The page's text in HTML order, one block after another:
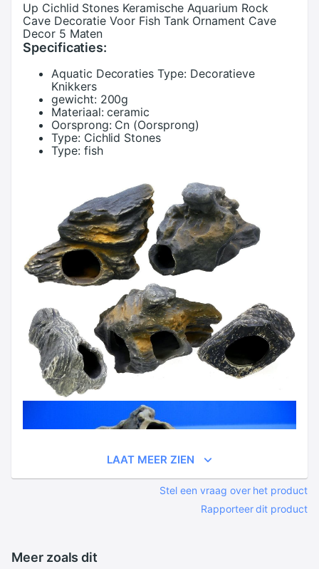
Up Cichlid Stones Keramische Aquarium Rock
Cave Decoratie Voor Fish Tank Ornament Cave
Decor 5 Maten
Specificaties:
Aquatic Decoraties Type: Decoratieve
Knikkers
gewicht: 200g
Materiaal: ceramic
Oorsprong: Cn (Oorsprong)
Type: Cichlid Stones
Type: fish
LAAT MEER ZIEN
Stel een vraag over het product
Rapporteer dit product
Meer zoals dit